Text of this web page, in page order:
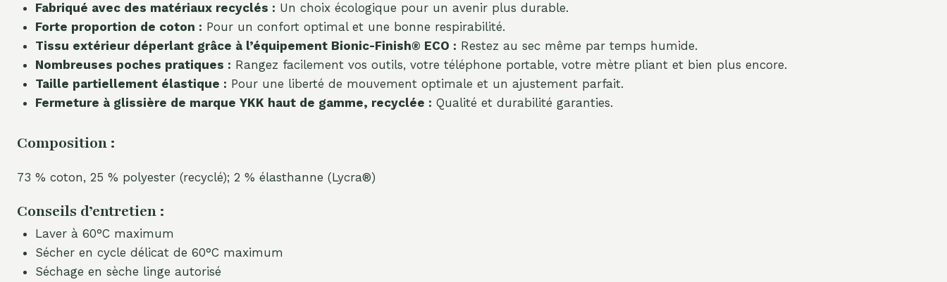
Fabriqué avec des matériaux recyclés : Un choix écologique pour un avenir plus durable.
Forte proportion de coton : Pour un confort optimal et une bonne respirabilité.
Tissu extérieur déperlant grâce à l’équipement Bionic-Finish® ECO : Restez au sec même par temps humide.
Nombreuses poches pratiques : Rangez facilement vos outils, votre téléphone portable, votre mètre pliant et bien plus encore.
Taille partiellement élastique : Pour une liberté de mouvement optimale et un ajustement parfait.
Fermeture à glissière de marque YKK haut de gamme, recyclée : Qualité et durabilité garanties.
Composition :
73 % coton, 25 % polyester (recyclé); 2 % élasthanne (Lycra®)
Conseils d’entretien :
Laver à 60°C maximum
Sécher en cycle délicat de 60°C maximum
Séchage en sèche linge autorisé